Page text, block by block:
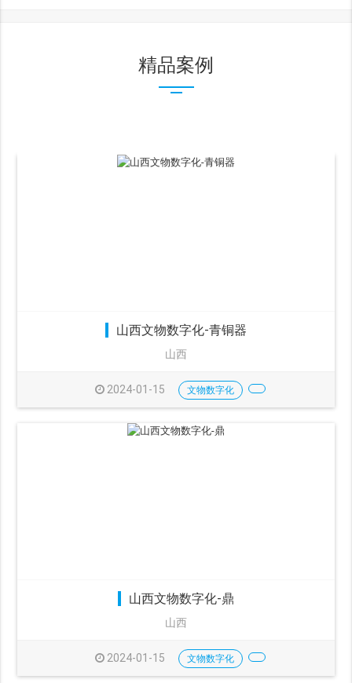
精品案例
山西文物数字化-青铜器
山西
2024-01-15 文物数字化
山西文物数字化-鼎
山西
2024-01-15 文物数字化